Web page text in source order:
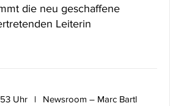
die neu geschaffene
Leiterin
Uhr Newsroom – Marc Bartl